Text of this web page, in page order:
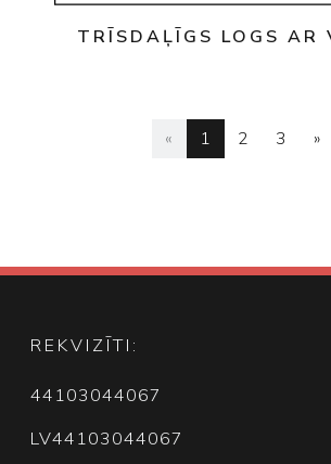
TRĪSDAĻĪGS LOGS AR
« 1 2 3 »
REKVIZĪTI:
44103044067
LV44103044067